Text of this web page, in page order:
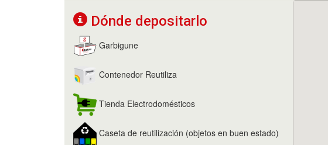
Dónde depositarlo
Garbigune
Contenedor Reutiliza
Tienda Electrodomésticos
Caseta de reutilización (objetos en buen estado)